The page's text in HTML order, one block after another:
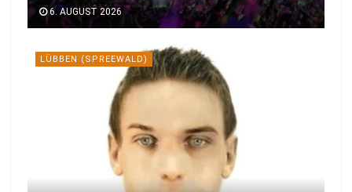
6. AUGUST 2026
LÜBBEN (SPREEWALD)